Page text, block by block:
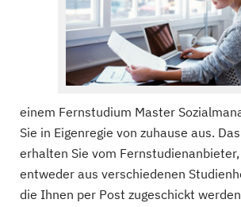
einem Fernstudium Master
Sie in Eigenregie von zuhause aus.
erhalten Sie vom
entweder aus verschiedenen
die Ihnen per Post zugeschickt